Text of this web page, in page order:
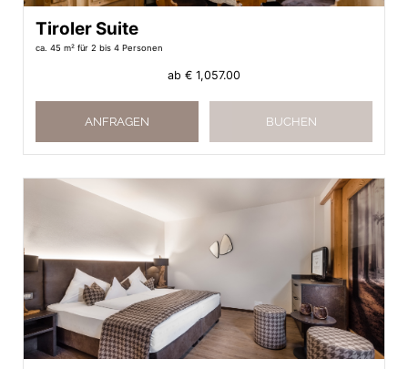
Tiroler Suite
ca. 45 m² für 2 bis 4 Personen
ab € 1,057.00
ANFRAGEN BUCHEN